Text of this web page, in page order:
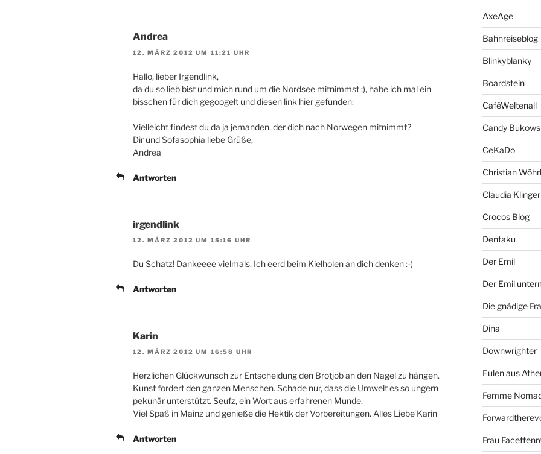
Andrea
12. MÄRZ 2012 UM 11:21 UHR
Hallo, lieber Irgendlink,
da du so lieb bist und mich rund um die Nordsee mitnimmst ;), habe ich mal ein
bisschen für dich gegoogelt und diesen link hier gefunden:
Vielleicht findest du da ja jemanden, der dich nach Norwegen mitnimmt?
Dir und Sofasophia liebe Grüße,
Andrea
Antworten
irgendlink
12. MÄRZ 2012 UM 15:16 UHR
Du Schatz! Dankeeee vielmals. Ich eerd beim Kielholen an dich denken :-)
Antworten
Karin
12. MÄRZ 2012 UM 16:58 UHR
Herzlichen Glückwunsch zur Entscheidung den Brotjob an den Nagel zu hängen.
Kunst fordert den ganzen Menschen. Schade nur, dass die Umwelt es so ungern
pekunär unterstützt. Seufz, ein Wort aus erfahrenen Munde.
Viel Spaß in Mainz und genieße die Hektik der Vorbereitungen. Alles Liebe Karin
Antworten
AxeAge
Bahnreiseblog
Blinkyblanky
Boardstein
CaféWeltenall
Candy
CeKaDo
Christian Wöhrl
Claudia Klinger
Crocos Blog
Dentaku
Der Emil
Der Emil
Die gnädige
Dina
Downwrighter
Eulen aus
Femme
Frau